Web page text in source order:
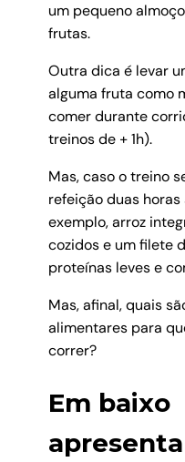
um pequeno
frutas.
Outra dica é levar
alguma fruta como
comer durante
treinos de + 1h).
Mas, caso o treino
refeição duas
exemplo, arroz
cozidos e um filete
proteínas leves e
Mas, afinal, quais
alimentares para
correr?
Em baixo